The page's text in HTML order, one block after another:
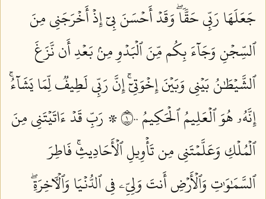
جَعَلَهَا رَبِّي حَقّٗاۖ وَقَدۡ أَحۡسَنَ بِيٓ إِذۡ أَخۡرَجَنِي مِنَ
ٱلسِّجۡنِ وَجَآءَ بِكُم مِّنَ ٱلۡبَدۡوِ مِنۢ بَعۡدِ أَن نَّزَغَ
ٱلشَّيۡطَٰنُ بَيۡنِي وَبَيۡنَ إِخۡوَتِيٓۚ إِنَّ رَبِّي لَطِيفٞ لِّمَا يَشَآءُۚ
إِنَّهُۥ هُوَ ٱلۡعَلِيمُ ٱلۡحَكِيمُ ١٠٠
۞ رَبِّ قَدۡ ءَاتَيۡتَنِي مِنَ
ٱلۡمُلۡكِ وَعَلَّمۡتَنِي مِن تَأۡوِيلِ ٱلۡأَحَادِيثِۚ فَاطِرَ
ٱلسَّمَٰوَٰتِ وَٱلۡأَرۡضِ أَنتَ وَلِيِّۦ فِي ٱلدُّنۡيَا وَٱلۡأٓخِرَةِۖ